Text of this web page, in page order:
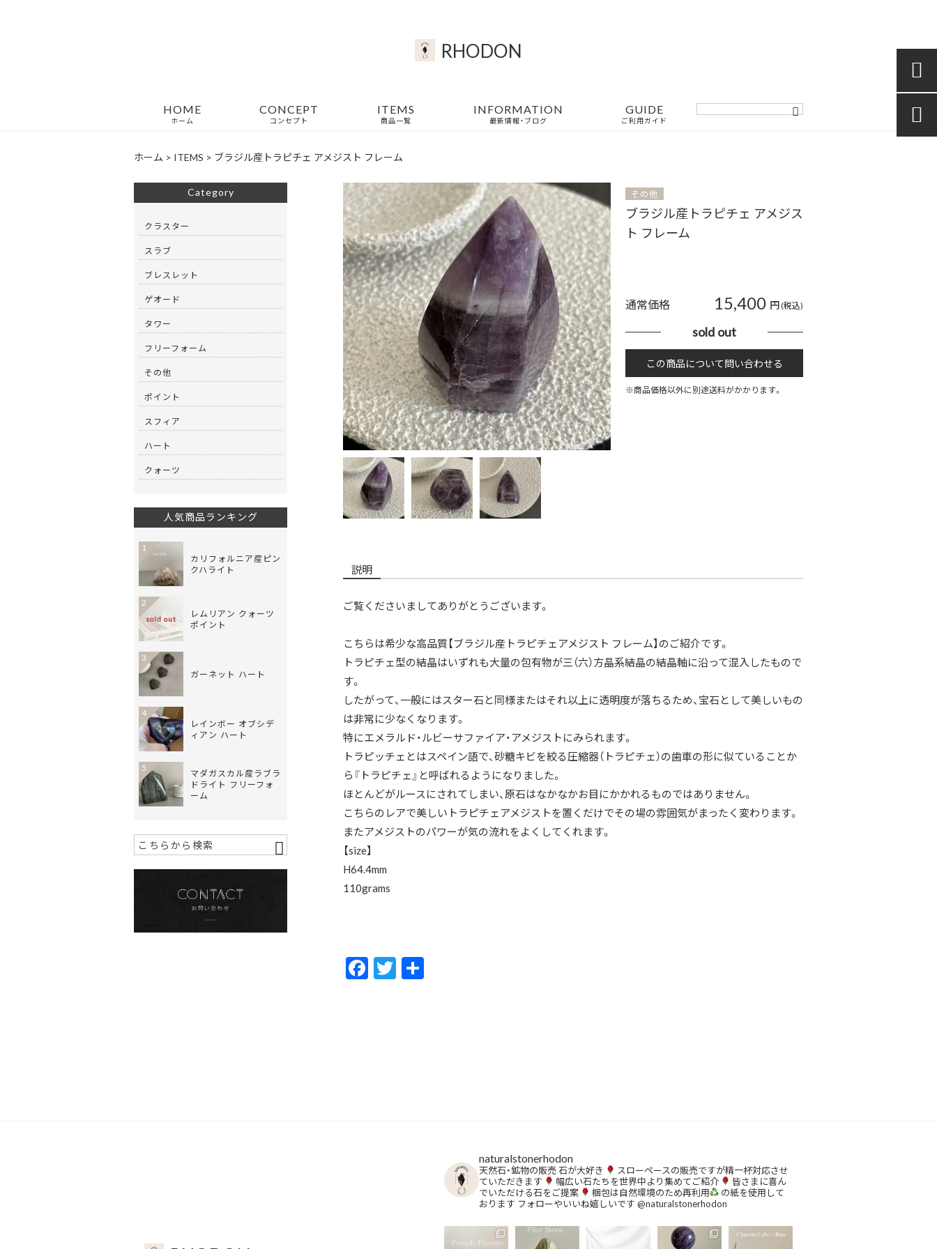
RHODON
HOME
ホーム
CONCEPT
コンセプト
ITEMS
商品一覧
INFORMATION
最新情報・ブログ
GUIDE
ご利用ガイド
ホーム > ITEMS > ブラジル産トラピチェ アメジスト フレーム
その他
ブラジル産トラピチェ アメジス
ト フレーム
通常価格 15,400 円(税込)
sold out
※商品価格以外に別途送料がかかります。
説明
ご覧くださいましてありがとうございます。
こちらは希少な高品質【ブラジル産トラピチェアメジスト フレーム】のご紹介です。
トラピチェ型の結晶はいずれも大量の包有物が三（六）方晶系結晶の結晶軸に沿って混入したもので
す。
したがって、一般にはスター石と同様またはそれ以上に透明度が落ちるため、宝石として美しいもの
は非常に少なくなります。
特にエメラルド・ルビーサファイア・アメジストにみられます。
トラピッチェとはスペイン語で、砂糖キビを絞る圧縮器（トラピチェ）の歯車の形に似ていることか
ら『トラピチェ』と呼ばれるようになりました。
ほとんどがルースにされてしまい、原石はなかなかお目にかかれるものではありません。
こちらのレアで美しいトラピチェアメジストを置くだけでその場の雰囲気がまったく変わります。
またアメジストのパワーが気の流れをよくしてくれます。
【size】
H64.4mm
110grams
F
ac
T
w
Category
クラスター
スラブ
ブレスレット
ゲオード
タワー
フリーフォーム
その他
ポイント
スフィア
ハート
クォーツ
人気商品ランキング
カリフォルニア産ピン
クハライト
1
sold out
レムリアン クォーツ
ポイント
2
ガーネット ハート
3
レインボー オブシデ
ィアン ハート
4
マダガスカル産ラブラ
ドライト フリーフォ
ーム
5
naturalstonerhodon
天然石・鉱物の販売石が大好き
スローペースの販売ですが精一杯対応させ
ていただきます
幅広い石たちを世界中より集めてご紹介
皆さまに喜ん
でいただける石をご提案
梱包は自然環境のため再利用
の紙を使用して
おります フォローやいいね嬉しいです @naturalstonerhodon

